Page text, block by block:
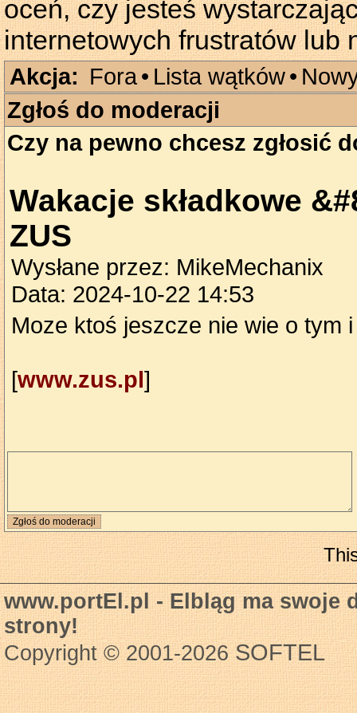
oceń, czy jesteś
internetowych frustratów lub
Akcja: Fora• Lista wątków•
Zgłoś do moderacji
Czy na pewno chcesz zgłosić
Wakacje składkowe
ZUS
Wysłane przez: MikeMechanix
Data: 2024-10-22 14:53
Moze ktoś jeszcze nie wie o tym
[www.zus.pl]
www.portEl.pl - Elbląg ma swoje
strony!
Copyright © 2001-2026 SOFTEL